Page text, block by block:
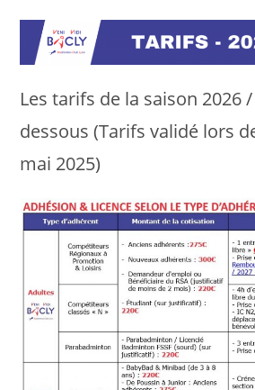
Les tarifs de la saison 2026
dessous (Tarifs validé lors
mai 2025)